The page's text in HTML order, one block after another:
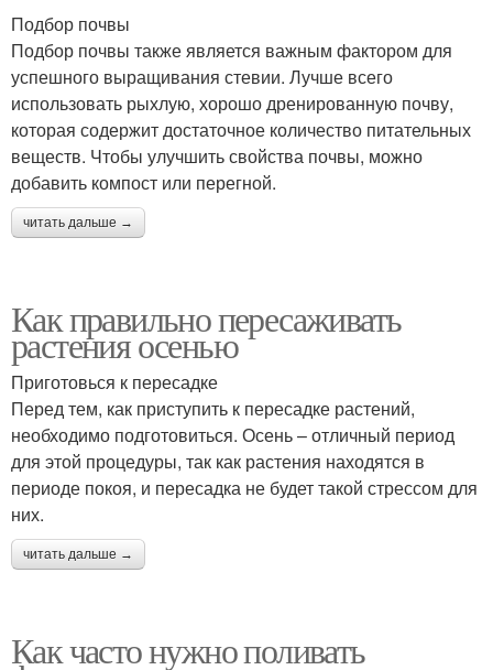
Подбор почвы
Подбор почвы также является важным фактором для
успешного выращивания стевии. Лучше всего
использовать рыхлую, хорошо дренированную почву,
которая содержит достаточное количество питательных
веществ. Чтобы улучшить свойства почвы, можно
добавить компост или перегной.
читать дальше →
Как правильно пересаживать
растения осенью
Приготовься к пересадке
Перед тем, как приступить к пересадке растений,
необходимо подготовиться. Осень – отличный период
для этой процедуры, так как растения находятся в
периоде покоя, и пересадка не будет такой стрессом для
них.
читать дальше →
Как часто нужно поливать